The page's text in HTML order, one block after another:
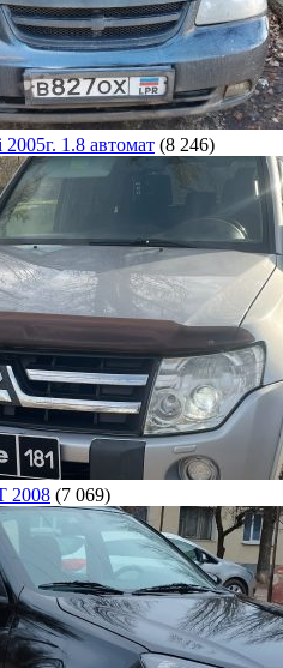
1.8 автомат (8 246)
2008 (7 069)